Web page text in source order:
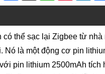
thể sạc lại Zigbee từ
Nó là một động cơ pin
pin lithium 2500mAh